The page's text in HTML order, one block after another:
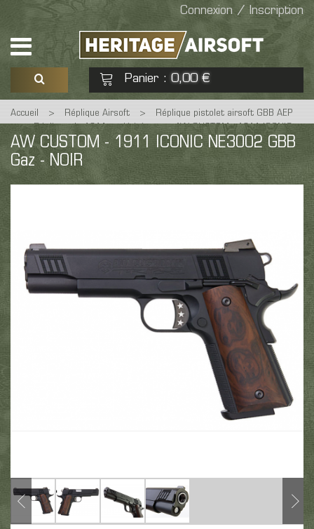
Connexion / Inscription
Panier : 0,00 €
Voir mon panier Commander
Aucun produit
Accueil > Réplique Airsoft >
Réplique pistolet airsoft GBB AEP
Réplique de 1911 et dérivés
AW CUSTOM - 1911 ICONIC
NE3002 GBB Gaz - NOIR
AW CUSTOM - 1911 ICONIC NE3002 GBB
Gaz - NOIR